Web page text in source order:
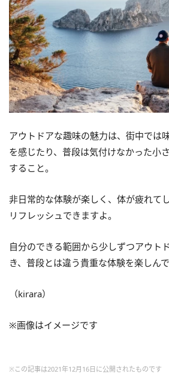
アウトドアな趣味の魅力は、街中では
を感じたり、普段は気付けなかった小
すること。
非日常的な体験が楽しく、体が疲れて
リフレッシュできますよ。
自分のできる範囲から少しずつアウト
き、普段とは違う貴重な体験を楽しん
（kirara）
※画像はイメージです
※この記事は2021年12月16日に公開されたものです